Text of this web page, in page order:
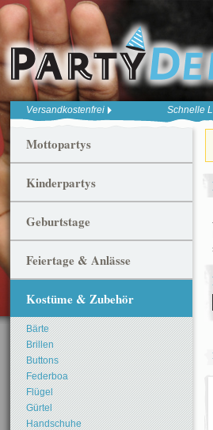
Versandkostenfrei Schnelle
Mottopartys
Kinderpartys
Geburtstage
Feiertage & Anlässe
Kostüme & Zubehör
Bärte
Brillen
Buttons
Federboa
Flügel
Gürtel
Handschuhe